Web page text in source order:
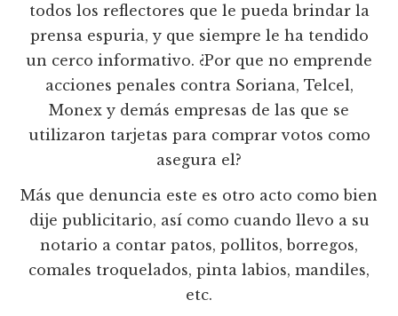
todos los reflectores que le pueda brindar la
prensa espuria, y que siempre le ha tendido
un cerco informativo. ¿Por que no emprende
acciones penales contra Soriana, Telcel,
Monex y demás empresas de las que se
utilizaron tarjetas para comprar votos como
asegura el?
Más que denuncia este es otro acto como bien
dije publicitario, así como cuando llevo a su
notario a contar patos, pollitos, borregos,
comales troquelados, pinta labios, mandiles,
etc.